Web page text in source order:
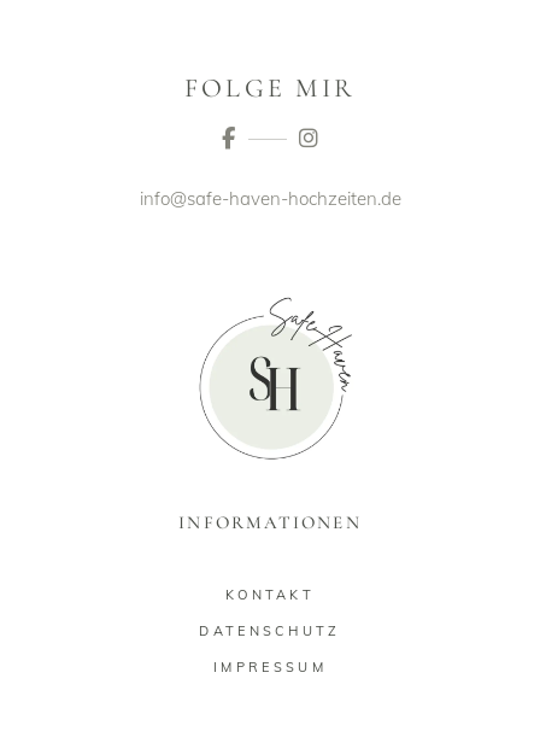
FOLGE MIR
info@safe-haven-hochzeiten.de
INFORMATIONEN
KONTAKT
DATENSCHUTZ
IMPRESSUM